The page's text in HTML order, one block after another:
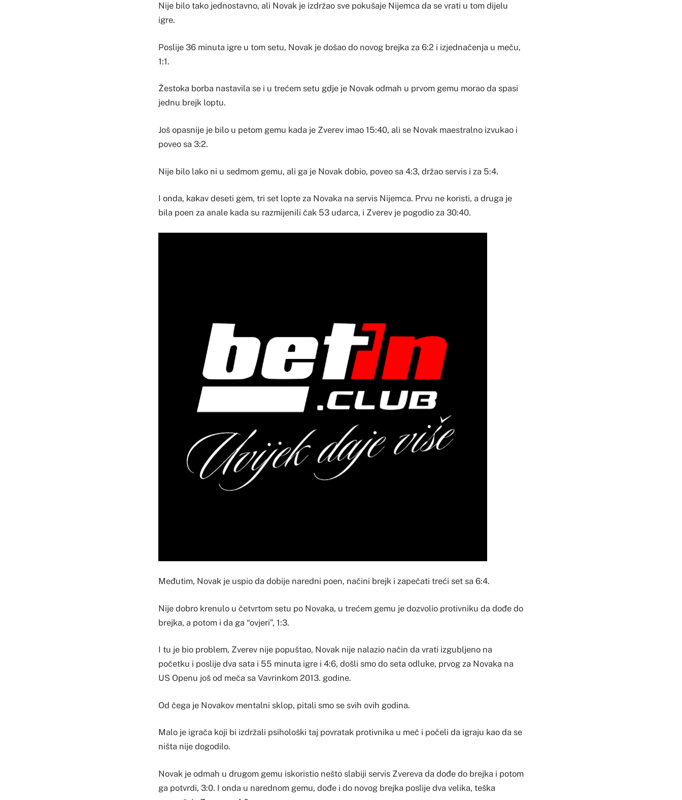
Nije bilo tako jednostavno, ali Novak je izdržao sve pokušaje Nijemca da se vrati u tom dijelu
igre.
Poslije 36 minuta igre u tom setu, Novak je došao do novog brejka za 6:2 i izjednačenja u meču,
1:1.
Žestoka borba nastavila se i u trećem setu gdje je Novak odmah u prvom gemu morao da spasi
jednu brejk loptu.
Još opasnije je bilo u petom gemu kada je Zverev imao 15:40, ali se Novak maestralno izvukao i
poveo sa 3:2.
Nije bilo lako ni u sedmom gemu, ali ga je Novak dobio, poveo sa 4:3, držao servis i za 5:4.
I onda, kakav deseti gem, tri set lopte za Novaka na servis Nijemca. Prvu ne koristi, a druga je
bila poen za anale kada su razmijenili čak 53 udarca, i Zverev je pogodio za 30:40.
Međutim, Novak je uspio da dobije naredni poen, načini brejk i zapečati treći set sa 6:4.
Nije dobro krenulo u četvrtom setu po Novaka, u trećem gemu je dozvolio protivniku da dođe do
brejka, a potom i da ga “ovjeri”, 1:3.
I tu je bio problem, Zverev nije popuštao, Novak nije nalazio način da vrati izgubljeno na
početku i poslije dva sata i 55 minuta igre i 4:6, došli smo do seta odluke, prvog za Novaka na
US Openu još od meča sa Vavrinkom 2013. godine.
Od čega je Novakov mentalni sklop, pitali smo se svih ovih godina.
Malo je igrača koji bi izdržali psihološki taj povratak protivnika u meč i počeli da igraju kao da se
ništa nije dogodilo.
Novak je odmah u drugom gemu iskoristio nešto slabiji servis Zvereva da dođe do brejka i potom
ga potvrdi, 3:0. I onda u narednom gemu, dođe i do novog brejka poslije dva velika, teška